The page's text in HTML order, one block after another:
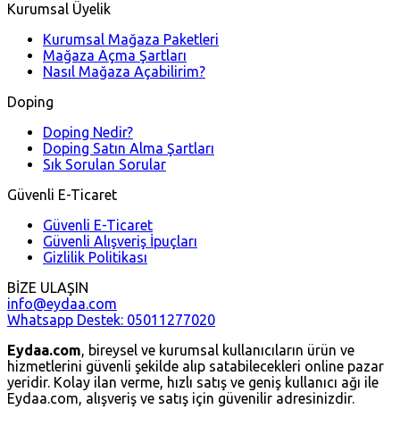
Kurumsal Üyelik
Kurumsal Mağaza Paketleri
Mağaza Açma Şartları
Nasıl Mağaza Açabilirim?
Doping
Doping Nedir?
Doping Satın Alma Şartları
Sık Sorulan Sorular
Güvenli E-Ticaret
Güvenli E-Ticaret
Güvenli Alışveriş İpuçları
Gizlilik Politikası
BİZE ULAŞIN
info@eydaa.com
Whatsapp Destek: 05011277020
Eydaa.com, bireysel ve kurumsal kullanıcıların ürün ve
hizmetlerini güvenli şekilde alıp satabilecekleri online pazar
yeridir. Kolay ilan verme, hızlı satış ve geniş kullanıcı ağı ile
Eydaa.com, alışveriş ve satış için güvenilir adresinizdir.